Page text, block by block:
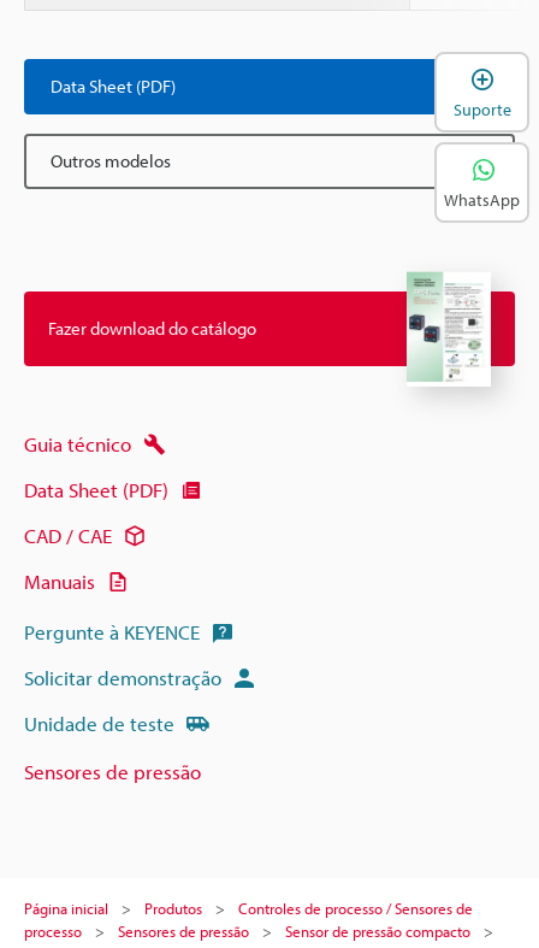
Data Sheet (PDF)
Outros modelos
Fazer download do catálogo
Guia técnico
Data Sheet (PDF)
CAD / CAE
Manuais
Pergunte à KEYENCE
Solicitar demonstração
Unidade de teste
Sensores de pressão
Página inicial Produtos
Controles de processo / Sensores de
processo
Sensores de pressão
Sensor de pressão compacto
Suporte
WhatsApp